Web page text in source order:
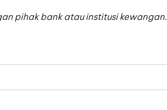
pihak bank atau institusi kewangan.